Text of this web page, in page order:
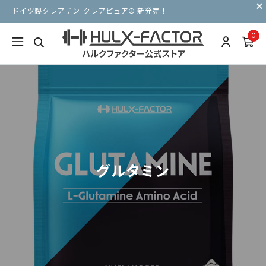
ドイツ製クレアチン クレアピュア® 新発売！
0
グルタミン